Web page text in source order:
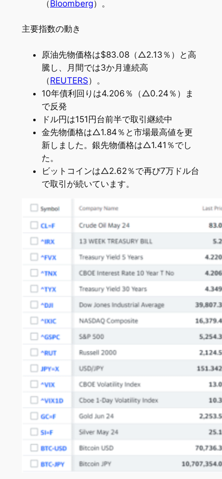
（Bloomberg）。
主要指数の動き
原油先物価格は$83.08（△2.13％）と高
騰し、月間では3か月連続高
（REUTERS）。
10年債利回りは4.206％（△0.24％）ま
で反発
ドル円は151円台前半で取引継続中
金先物価格は△1.84％と市場最高値を更
新しました。銀先物価格は△1.41％でし
た。
ビットコインは△2.62％で再び7万ドル台
で取引が続いています。